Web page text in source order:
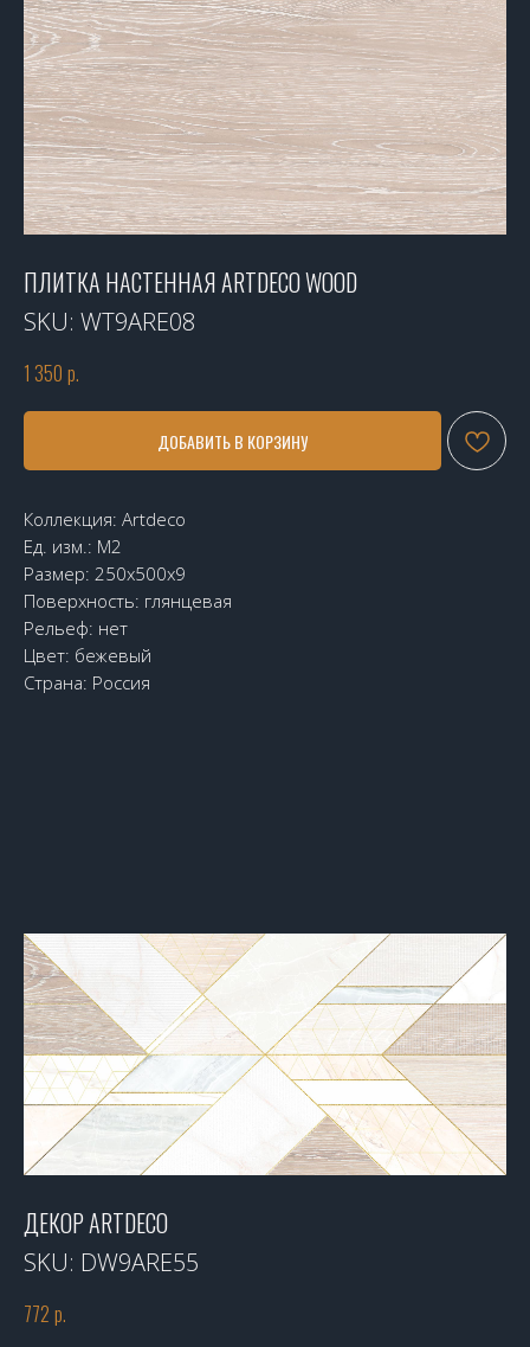
ПЛИТКА НАСТЕННАЯ ARTDECO WOOD
SKU: WT9ARE08
1 350 р.
ДОБАВИТЬ В КОРЗИНУ
Коллекция: Artdeco
Ед. изм.: М2
Размер: 250x500x9
Поверхность: глянцевая
Рельеф: нет
Цвет: бежевый
Страна: Россия
ДЕКОР ARTDECO
SKU: DW9ARE55
772 р.